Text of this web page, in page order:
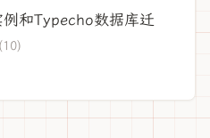
和Typecho数据库迁
(10)